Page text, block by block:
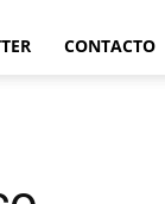
CONTACTO